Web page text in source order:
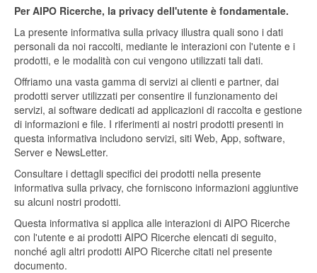
Per AIPO Ricerche, la privacy dell'utente è fondamentale.
La presente informativa sulla privacy illustra quali sono i dati
personali da noi raccolti, mediante le interazioni con l'utente e i
prodotti, e le modalità con cui vengono utilizzati tali dati.
Offriamo una vasta gamma di servizi ai clienti e partner, dai
prodotti server utilizzati per consentire il funzionamento dei
servizi, ai software dedicati ad applicazioni di raccolta e gestione
di informazioni e file. I riferimenti ai nostri prodotti presenti in
questa informativa includono servizi, siti Web, App, software,
Server e NewsLetter.
Consultare i dettagli specifici dei prodotti nella presente
informativa sulla privacy, che forniscono informazioni aggiuntive
su alcuni nostri prodotti.
Questa informativa si applica alle interazioni di AIPO Ricerche
con l'utente e ai prodotti AIPO Ricerche elencati di seguito,
nonché agli altri prodotti AIPO Ricerche citati nel presente
documento.